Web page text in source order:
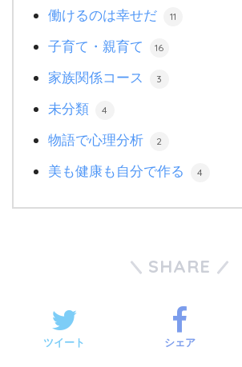
働けるのは幸せだ 11
子育て・親育て 16
家族関係コース 3
未分類 4
物語で心理分析 2
美も健康も自分で作る 4
SHARE
ツイート シェア